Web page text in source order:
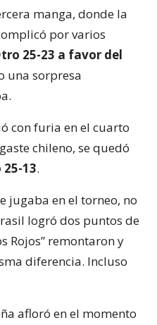
manga, donde la
por varios
25-23 a favor del
una sorpresa
con furia en el cuarto
chileno, se quedó
13.
jugaba en el torneo, no
logró dos puntos de
Rojos” remontaron y
diferencia. Incluso
afloró en el momento